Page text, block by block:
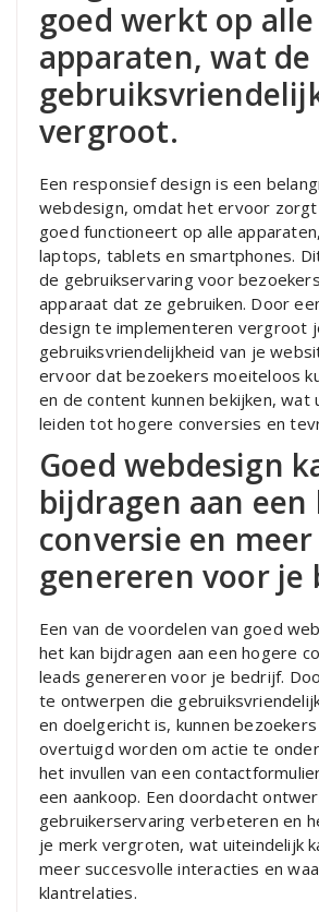
goed werkt op alle
apparaten, wat de
vergroot.
Een responsief design is een
webdesign, omdat het ervoor
goed functioneert op alle
laptops, tablets en smartphones.
de gebruikservaring voor
apparaat dat ze gebruiken. Door
design te implementeren vergroot
gebruiksvriendelijkheid van je
ervoor dat bezoekers moeiteloos
en de content kunnen bekijken, wat
leiden tot hogere conversies en
Goed webdesign
bijdragen aan een
conversie en
genereren voor je
Een van de voordelen van goed
het kan bijdragen aan een hogere
leads genereren voor je bedrijf.
te ontwerpen die
en doelgericht is, kunnen
overtuigd worden om actie te
het invullen van een
een aankoop. Een doordacht
gebruikerservaring verbeteren en
je merk vergroten, wat uiteindelijk
meer succesvolle interacties en
klantrelaties.